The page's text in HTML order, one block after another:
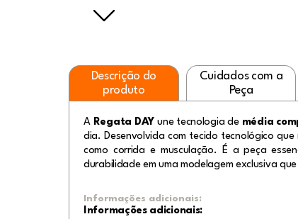
Descrição do
produto
Cuidados com a
Peça
A Regata DAY une tecnologia de média
dia. Desenvolvida com tecido tecnológico
como corrida e musculação. É a peça
durabilidade em uma modelagem exclusiva
Informações adicionais:
Informações adicionais: